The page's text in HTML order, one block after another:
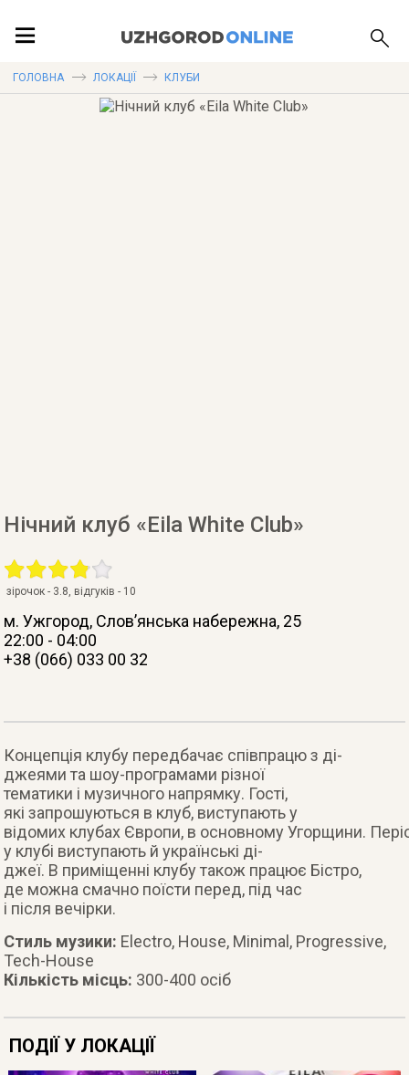
ГОЛОВНА ЛОКАЦІЇ КЛУБИ
Нічний клуб «Eila White Club»
зірочок - 3.8, відгуків - 10
м. Ужгород, Слов’янська набережна, 25
22:00 - 04:00
+38 (066) 033 00 32
Концепція клубу передбачає співпрацю з ді-
джеями та шоу-програмами різної
тематики і музичного напрямку. Гості,
які запрошуються в клуб, виступають у
відомих клубах Європи, в основному Угорщини.
у клубі виступають й українські ді-
джеї. В приміщенні клубу також працює Бістро,
де можна смачно поїсти перед, під час
і після вечірки.
Стиль музики: Electro, House, Minimal, Progressive,
Tech-House
Кількість місць: 300-400 осіб
ПОДІЇ У ЛОКАЦІЇ